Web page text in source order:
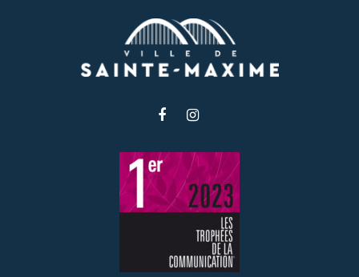
Lien
le
compte
Facebook
le
compte
Instagram